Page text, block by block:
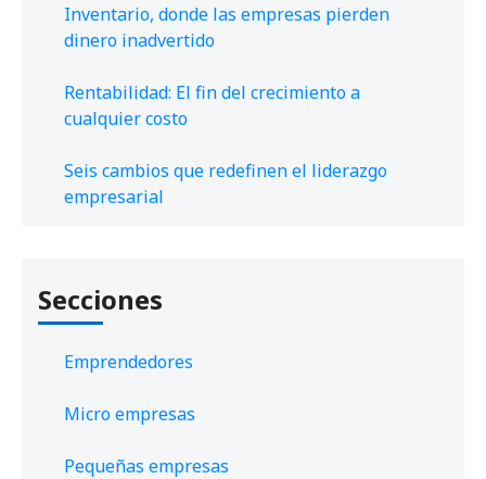
Inventario, donde las empresas pierden
dinero inadvertido
Rentabilidad: El fin del crecimiento a
cualquier costo
Seis cambios que redefinen el liderazgo
empresarial
Secciones
Emprendedores
Micro empresas
Pequeñas empresas